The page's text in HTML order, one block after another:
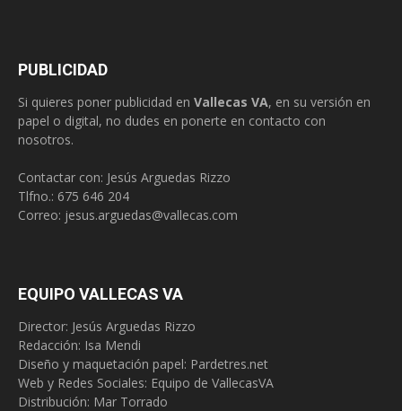
PUBLICIDAD
Si quieres poner publicidad en Vallecas VA, en su versión en
papel o digital, no dudes en ponerte en contacto con
nosotros.
Contactar con: Jesús Arguedas Rizzo
Tlfno.: 675 646 204
Correo: jesus.arguedas@vallecas.com
EQUIPO VALLECAS VA
Director: Jesús Arguedas Rizzo
Redacción: Isa Mendi
Diseño y maquetación papel: Pardetres.net
Web y Redes Sociales: Equipo de VallecasVA
Distribución: Mar Torrado